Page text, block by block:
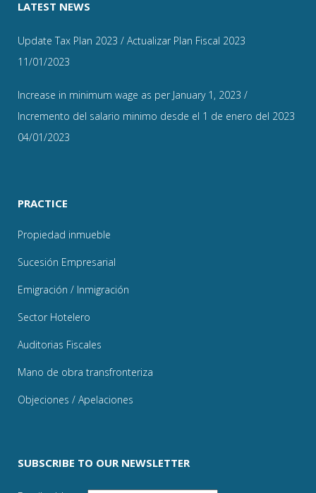
LATEST NEWS
Update Tax Plan 2023 / Actualizar Plan Fiscal 2023
11/01/2023
Increase in minimum wage as per January 1, 2023 /
Incremento del salario minimo desde el 1 de enero del 2023
04/01/2023
PRACTICE
Propiedad inmueble
Sucesión Empresarial
Emigración / Inmigración
Sector Hotelero
Auditorias Fiscales
Mano de obra transfronteriza
Objeciones / Apelaciones
SUBSCRIBE TO OUR NEWSLETTER